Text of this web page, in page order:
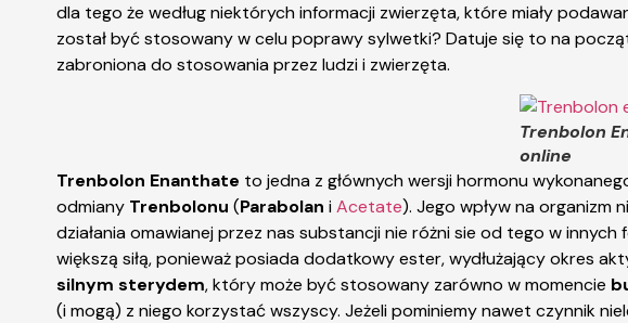
dla tego że według niektórych informacji zwierzęta, które miały
został być stosowany w celu poprawy sylwetki? Datuje się to na
zabroniona do stosowania przez ludzi i zwierzęta.
Trenbolon
online
Trenbolon Enanthate to jedna z głównych wersji hormonu
odmiany Trenbolonu (Parabolan i Acetate). Jego wpływ na organizm
działania omawianej przez nas substancji nie różni sie od tego w
większą siłą, ponieważ posiada dodatkowy ester, wydłużający okres
silnym sterydem, który może być stosowany zarówno w momencie
(i mogą) z niego korzystać wszyscy. Jeżeli pominiemy nawet czynnik